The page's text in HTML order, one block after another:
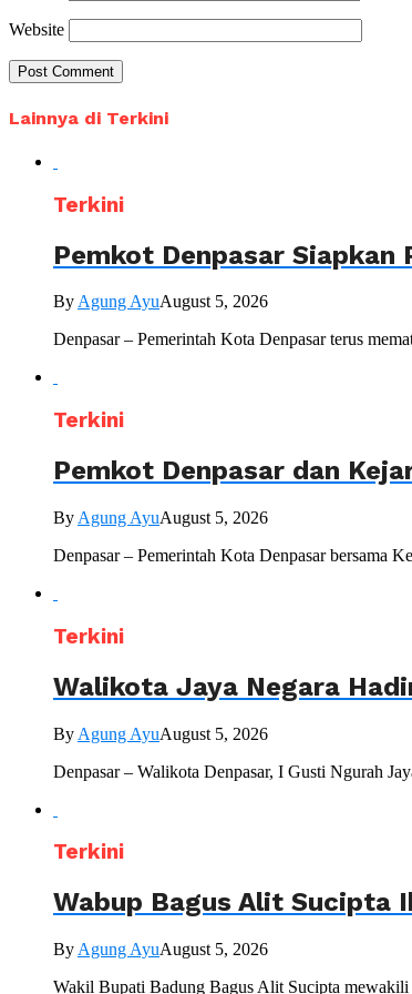
Website
Lainnya di Terkini
Terkini
Pemkot Denpasar
ByAgung AyuAugust 5, 2026
Denpasar – Pemerintah Kota Denpasar terus
Terkini
Pemkot Denpasar dan
By Agung AyuAugust 5, 2026
Denpasar – Pemerintah Kota Denpasar bersama
Terkini
Walikota Jaya Negara
By Agung AyuAugust 5, 2026
Denpasar – Walikota Denpasar, I Gusti Ngurah
Terkini
Wabup Bagus Alit Sucipta
By Agung AyuAugust 5, 2026
Wakil Bupati Badung Bagus Alit Sucipta